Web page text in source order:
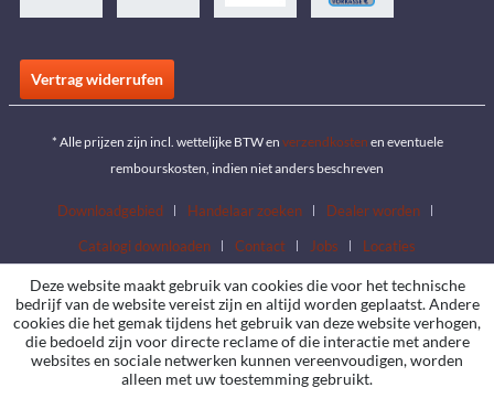
Vertrag widerrufen
* Alle prijzen zijn incl. wettelijke BTW en verzendkosten en eventuele
rembourskosten, indien niet anders beschreven
Downloadgebied Handelaar zoeken
Dealer worden
Catalogi downloaden
Contact Jobs Locaties
Deze website maakt gebruik van cookies die voor het technische
bedrijf van de website vereist zijn en altijd worden geplaatst. Andere
cookies die het gemak tijdens het gebruik van deze website verhogen,
die bedoeld zijn voor directe reclame of die interactie met andere
websites en sociale netwerken kunnen vereenvoudigen, worden
alleen met uw toestemming gebruikt.